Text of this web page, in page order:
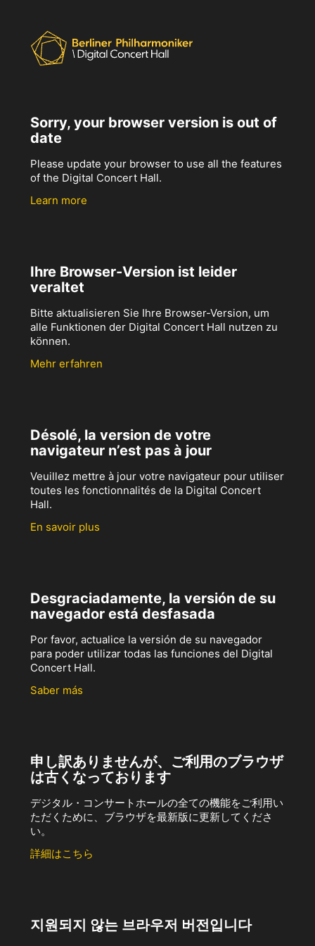
Sorry, your browser version is out of
date
Please update your browser to use all the features
of the Digital Concert Hall.
Learn more
Ihre Browser-Version ist leider
veraltet
Bitte aktualisieren Sie Ihre Browser-Version, um
alle Funktionen der Digital Concert Hall nutzen zu
können.
Mehr erfahren
Désolé, la version de votre
navigateur n’est pas à jour
Veuillez mettre à jour votre navigateur pour utiliser
toutes les fonctionnalités de la Digital Concert
Hall.
En savoir plus
Desgraciadamente, la versión de su
navegador está desfasada
Por favor, actualice la versión de su navegador
para poder utilizar todas las funciones del Digital
Concert Hall.
Saber más
申し訳ありませんが、ご利用のブラウザ
は古くなっております
デジタル・コンサートホールの全ての機能をご利用い
ただくために、ブラウザを最新版に更新してくださ
い。
詳細はこちら
지원되지 않는 브라우저 버전입니다